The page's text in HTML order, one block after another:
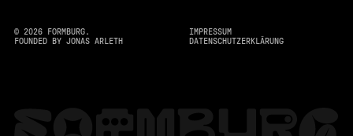
© 2026FORMBURG.
FOUNDED BY JONAS ARLETH
IMPRESSUM
DATENSCHUTZERKLÄRUNG